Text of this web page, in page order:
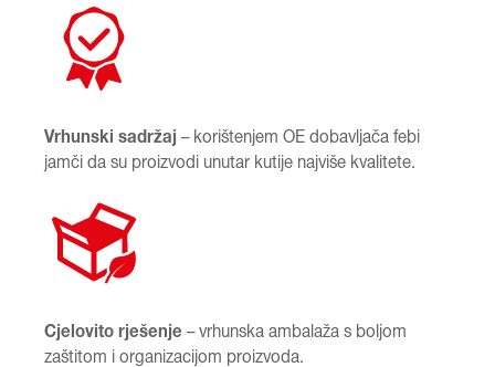
Vrhunski sadržaj – korištenjem OE dobavljača febi
jamči da su proizvodi unutar kutije najviše kvalitete.
Cjelovito rješenje – vrhunska ambalaža s boljom
zaštitom i organizacijom proizvoda.